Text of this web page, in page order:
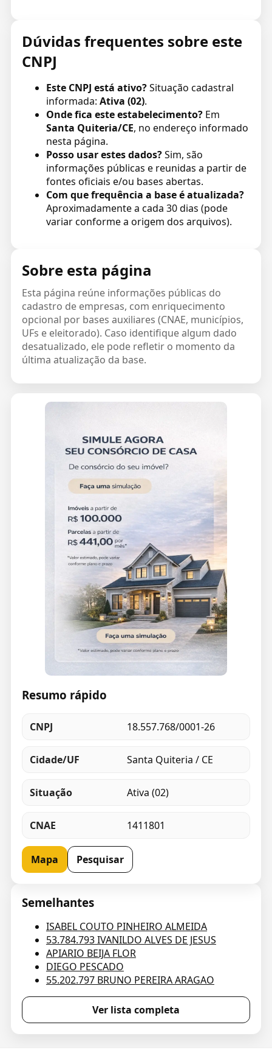
Dúvidas frequentes sobre este
CNPJ
Este CNPJ está ativo?Situação cadastral
informada: Ativa (02).
Onde fica este estabelecimento?Em
Santa Quiteria/CE, no endereço informado
nesta página.
Posso usar estes dados?Sim, são
informações públicas e reunidas a partir de
fontes oficiais e/ou bases abertas.
Com que frequência a base é atualizada?
Aproximadamente a cada 30 dias (pode
variar conforme a origem dos arquivos).
Sobre esta página
Esta página reúne informações públicas do
cadastro de empresas, com enriquecimento
opcional por bases auxiliares (CNAE, municípios,
UFs e eleitorado). Caso identifique algum dado
desatualizado, ele pode refletir o momento da
última atualização da base.
Resumo rápido
CNPJ 18.557.768/0001-26
Cidade/UF Santa Quiteria / CE
Situação Ativa (02)
CNAE 1411801
Mapa Pesquisar
Semelhantes
ISABEL COUTO PINHEIRO ALMEIDA
53.784.793 IVANILDO ALVES DE JESUS
APIARIO BEIJA FLOR
DIEGO PESCADO
55.202.797 BRUNO PEREIRA ARAGAO
Ver lista completa